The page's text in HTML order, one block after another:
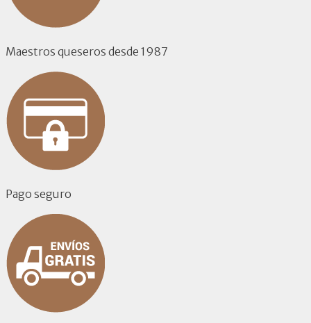
Maestros queseros desde 1987
Pago seguro